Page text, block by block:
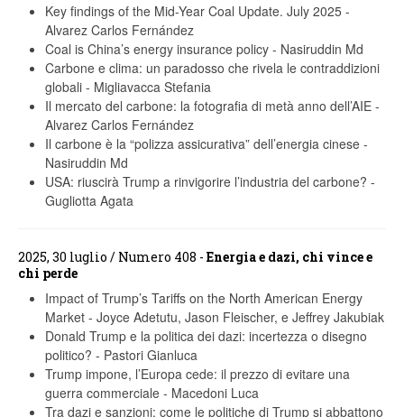
Key findings of the Mid-Year Coal Update. July 2025 -
Alvarez Carlos Fernández
Coal is China’s energy insurance policy - Nasiruddin Md
Carbone e clima: un paradosso che rivela le contraddizioni
globali - Migliavacca Stefania
Il mercato del carbone: la fotografia di metà anno dell’AIE -
Alvarez Carlos Fernández
Il carbone è la “polizza assicurativa” dell’energia cinese -
Nasiruddin Md
USA: riuscirà Trump a rinvigorire l’industria del carbone? -
Gugliotta Agata
2025, 30 luglio / Numero 408 - Energia e dazi, chi vince e
chi perde
Impact of Trump’s Tariffs on the North American Energy
Market - Joyce Adetutu, Jason Fleischer, e Jeffrey Jakubiak
Donald Trump e la politica dei dazi: incertezza o disegno
politico? - Pastori Gianluca
Trump impone, l’Europa cede: il prezzo di evitare una
guerra commerciale - Macedoni Luca
Tra dazi e sanzioni: come le politiche di Trump si abbattono